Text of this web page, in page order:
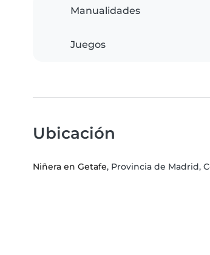
Manualidades
Juegos
Ubicación
Niñera en Getafe, Provincia de Madrid,